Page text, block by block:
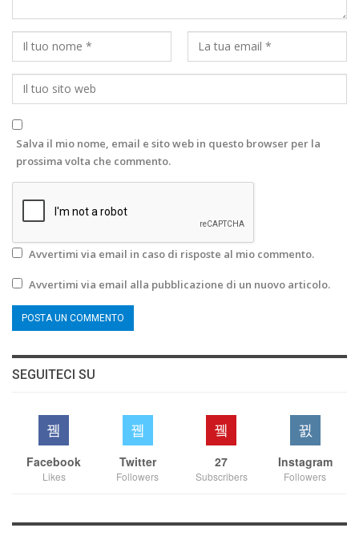
Salva il mio nome, email e sito web in questo browser per la
prossima volta che commento.
Avvertimi via email in caso di risposte al mio commento.
Avvertimi via email alla pubblicazione di un nuovo articolo.
SEGUITECI SU
Facebook
Likes
Twitter
Followers
27
Subscribers
Instagram
Followers